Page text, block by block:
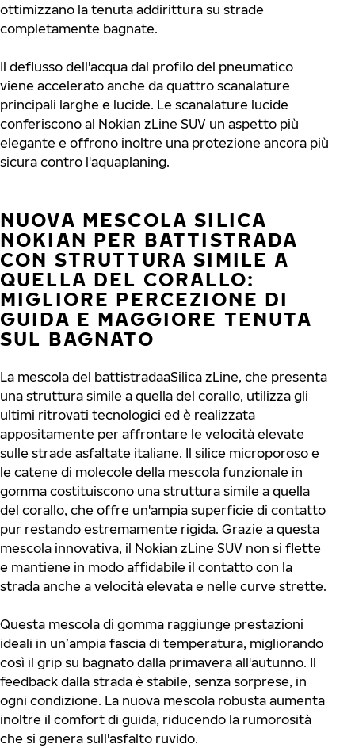
ottimizzano la tenuta addirittura su strade
completamente bagnate.
Il deflusso dell'acqua dal profilo del pneumatico
viene accelerato anche da quattro scanalature
principali larghe e lucide. Le scanalature lucide
conferiscono al Nokian zLine SUV un aspetto più
elegante e offrono inoltre una protezione ancora più
sicura contro l'aquaplaning.
NUOVA MESCOLA SILICA
NOKIAN PER BATTISTRADA
CON STRUTTURA SIMILE A
QUELLA DEL CORALLO:
MIGLIORE PERCEZIONE DI
GUIDA E MAGGIORE TENUTA
SUL BAGNATO
La mescola del battistradaaSilica zLine, che presenta
una struttura simile a quella del corallo, utilizza gli
ultimi ritrovati tecnologici ed è realizzata
appositamente per affrontare le velocità elevate
sulle strade asfaltate italiane. Il silice microporoso e
le catene di molecole della mescola funzionale in
gomma costituiscono una struttura simile a quella
del corallo, che offre un'ampia superficie di contatto
pur restando estremamente rigida. Grazie a questa
mescola innovativa, il Nokian zLine SUV non si flette
e mantiene in modo affidabile il contatto con la
strada anche a velocità elevata e nelle curve strette.
Questa mescola di gomma raggiunge prestazioni
ideali in un’ampia fascia di temperatura, migliorando
così il grip su bagnato dalla primavera all'autunno. Il
feedback dalla strada è stabile, senza sorprese, in
ogni condizione. La nuova mescola robusta aumenta
inoltre il comfort di guida, riducendo la rumorosità
che si genera sull'asfalto ruvido.